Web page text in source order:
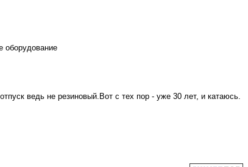
оборудование
ведь не резиновый.Вот с тех пор - уже 30 лет, и катаюсь.